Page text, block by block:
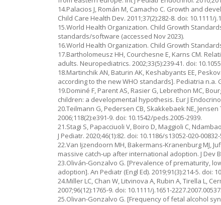
14.Palacios J, Román M, Camacho C. Growth and
Child Care Health Dev. 2011;37(2):282-8. doi: 10.1111/
15.World Health Organization. Child Growth
standards/software (accessed Nov 2023).
16.World Health Organization. Child Growth
17.Bartholomeusz HH, Courchesne E, Karns CM.
adults. Neuropediatrics. 2002;33(5):239-41. doi:
18.Martinchik AN, Baturin AK, Keshabyants EE,
according to the new WHO standards]. Pediatria n.a.
19.Dominé F, Parent AS, Rasier G, Lebrethon MC,
children: a developmental hypothesis. Eur J
20.Teilmann G, Pedersen CB, Skakkebaek NE,
2006;118(2):e391-9. doi: 10.1542/peds.2005-2939.
21.Stagi S, Papacciuoli V, Boiro D, Maggioli C,
J Pediatr. 2020;46(1):82. doi: 10.1186/s13052-020-00832-
22.Van Ijzendoorn MH, Bakermans-Kranenburg MJ,
massive catch-up after international adoption. J Dev
23.Oliván-Gonzalvo G. [Prevalence of prematurity,
adoption]. An Pediatr (Engl Ed). 2019;91(3):214-5. doi:
24.Miller LC, Chan W, Litvinova A, Rubin A, Tirella L,
2007;96(12):1765-9. doi: 10.1111/j.1651-
25.Olivan-Gonzalvo G. [Frequency of fetal alcohol